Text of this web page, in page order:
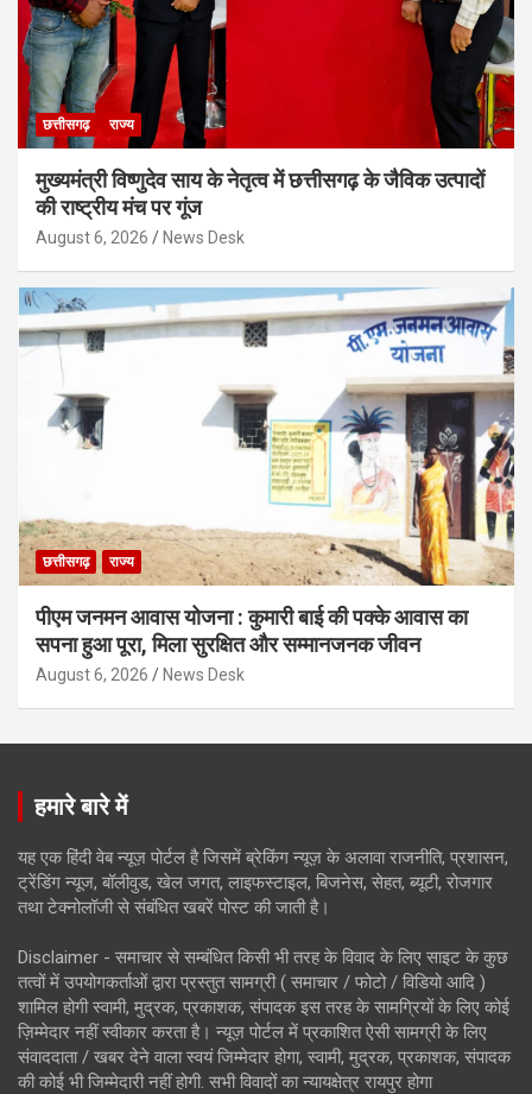
छत्तीसगढ़ राज्य
मुख्यमंत्री विष्णुदेव साय के नेतृत्व में छत्तीसगढ़ के जैविक उत्पादों
की राष्ट्रीय मंच पर गूंज
August 6, 2026 News Desk
छत्तीसगढ़ राज्य
पीएम जनमन आवास योजना : कुमारी बाई की पक्के आवास का
सपना हुआ पूरा, मिला सुरक्षित और सम्मानजनक जीवन
August 6, 2026 News Desk
हमारे बारे में
यह एक हिंदी वेब न्यूज़ पोर्टल है जिसमें ब्रेकिंग न्यूज़ के अलावा राजनीति, प्रशासन,
ट्रेंडिंग न्यूज, बॉलीवुड, खेल जगत, लाइफस्टाइल, बिजनेस, सेहत, ब्यूटी, रोजगार
तथा टेक्नोलॉजी से संबंधित खबरें पोस्ट की जाती है।
Disclaimer - समाचार से सम्बंधित किसी भी तरह के विवाद के लिए साइट के कुछ
तत्वों में उपयोगकर्ताओं द्वारा प्रस्तुत सामग्री ( समाचार / फोटो / विडियो आदि )
शामिल होगी स्वामी, मुद्रक, प्रकाशक, संपादक इस तरह के सामग्रियों के लिए कोई
ज़िम्मेदार नहीं स्वीकार करता है। न्यूज़ पोर्टल में प्रकाशित ऐसी सामग्री के लिए
संवाददाता / खबर देने वाला स्वयं जिम्मेदार होगा, स्वामी, मुद्रक, प्रकाशक, संपादक
की कोई भी जिम्मेदारी नहीं होगी. सभी विवादों का न्यायक्षेत्र रायपुर होगा